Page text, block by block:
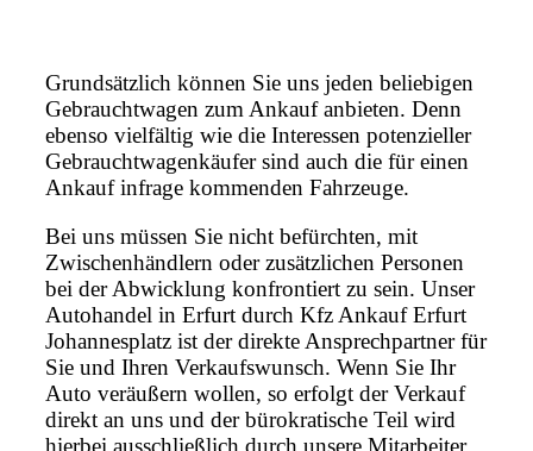
Grundsätzlich können Sie uns jeden beliebigen
Gebrauchtwagen zum Ankauf anbieten. Denn
ebenso vielfältig wie die Interessen potenzieller
Gebrauchtwagenkäufer sind auch die für einen
Ankauf infrage kommenden Fahrzeuge.
Bei uns müssen Sie nicht befürchten, mit
Zwischenhändlern oder zusätzlichen Personen
bei der Abwicklung konfrontiert zu sein. Unser
Autohandel in Erfurt durch Kfz Ankauf Erfurt
Johannesplatz ist der direkte Ansprechpartner für
Sie und Ihren Verkaufswunsch. Wenn Sie Ihr
Auto veräußern wollen, so erfolgt der Verkauf
direkt an uns und der bürokratische Teil wird
hierbei ausschließlich durch unsere Mitarbeiter